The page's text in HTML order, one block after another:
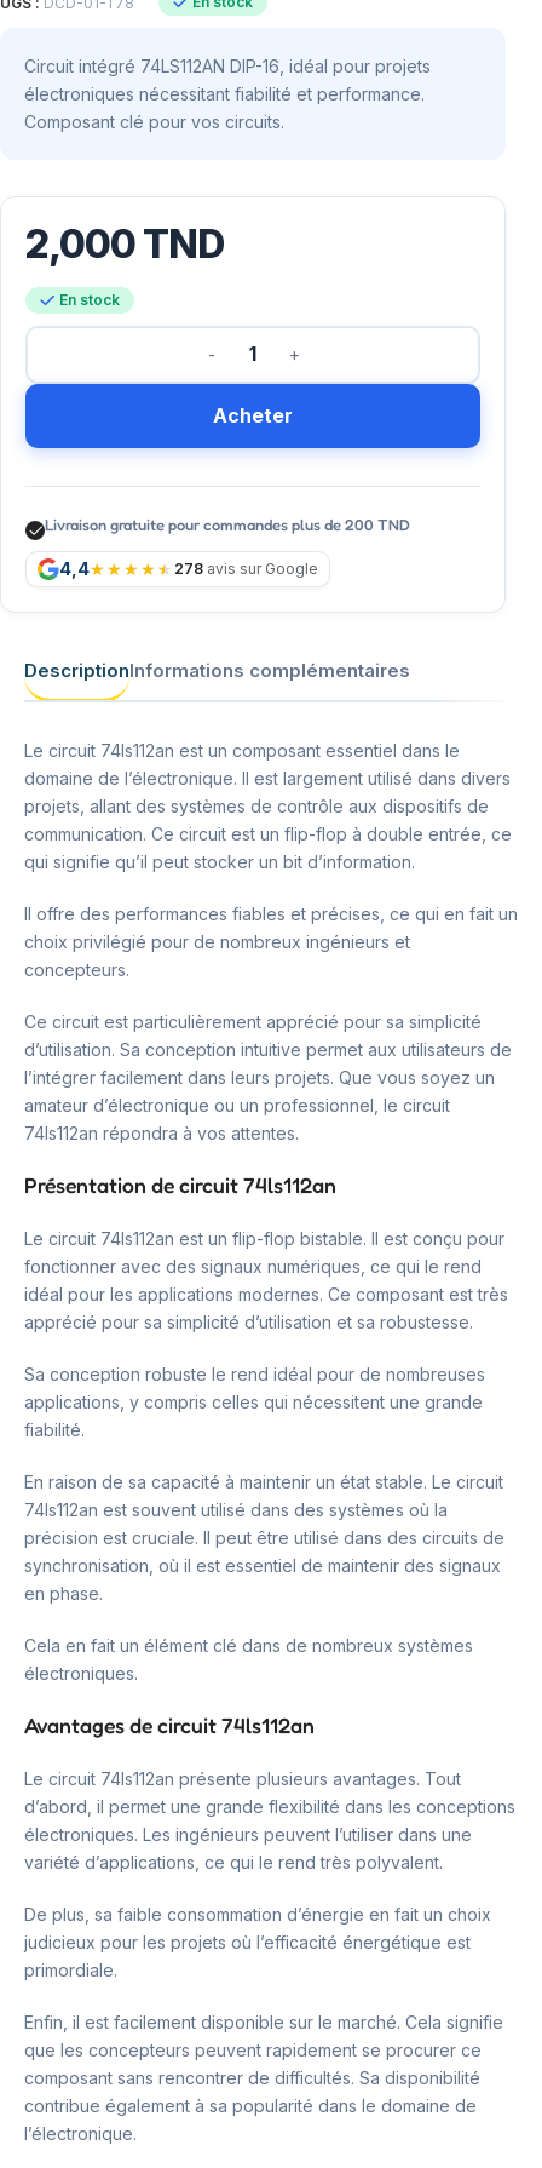
Circuit intégré 74LS112AN DIP-16, idéal pour projets
électroniques nécessitant fiabilité et performance.
Composant clé pour vos circuits.
2,000TND
En stock
Acheter
Livraison gratuite pour commandes plus de 200 TND
4,4 278 avis sur Google
DescriptionInformations complémentaires
Le circuit 74ls112an est un composant essentiel dans le
domaine de l’électronique. Il est largement utilisé dans divers
projets, allant des systèmes de contrôle aux dispositifs de
communication. Ce circuit est un flip-flop à double entrée, ce
qui signifie qu’il peut stocker un bit d’information.
Il offre des performances fiables et précises, ce qui en fait un
choix privilégié pour de nombreux ingénieurs et
concepteurs.
Ce circuit est particulièrement apprécié pour sa simplicité
d’utilisation. Sa conception intuitive permet aux utilisateurs de
l’intégrer facilement dans leurs projets. Que vous soyez un
amateur d’électronique ou un professionnel, le circuit
74ls112an répondra à vos attentes.
Présentation de circuit 74ls112an
Le circuit 74ls112an est un flip-flop bistable. Il est conçu pour
fonctionner avec des signaux numériques, ce qui le rend
idéal pour les applications modernes. Ce composant est très
apprécié pour sa simplicité d’utilisation et sa robustesse.
Sa conception robuste le rend idéal pour de nombreuses
applications, y compris celles qui nécessitent une grande
fiabilité.
En raison de sa capacité à maintenir un état stable. Le circuit
74ls112an est souvent utilisé dans des systèmes où la
précision est cruciale. Il peut être utilisé dans des circuits de
synchronisation, où il est essentiel de maintenir des signaux
en phase.
Cela en fait un élément clé dans de nombreux systèmes
électroniques.
Avantages de circuit 74ls112an
Le circuit 74ls112an présente plusieurs avantages. Tout
d’abord, il permet une grande flexibilité dans les conceptions
électroniques. Les ingénieurs peuvent l’utiliser dans une
variété d’applications, ce qui le rend très polyvalent.
De plus, sa faible consommation d’énergie en fait un choix
judicieux pour les projets où l’efficacité énergétique est
primordiale.
Enfin, il est facilement disponible sur le marché. Cela signifie
que les concepteurs peuvent rapidement se procurer ce
composant sans rencontrer de difficultés. Sa disponibilité
contribue également à sa popularité dans le domaine de
l’électronique.